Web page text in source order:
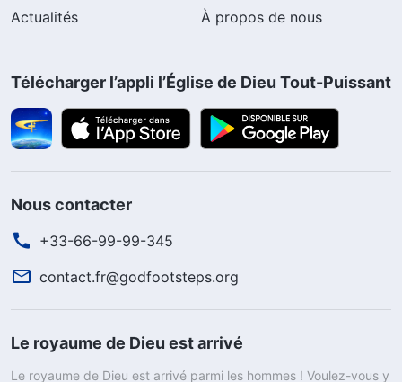
Actualités
À propos de nous
Télécharger l’appli l’Église de Dieu Tout-Puissant
Nous contacter
+33-66-99-99-345
contact.fr@godfootsteps.org
Le royaume de Dieu est arrivé
Le royaume de Dieu est arrivé parmi les hommes ! Voulez-vous y